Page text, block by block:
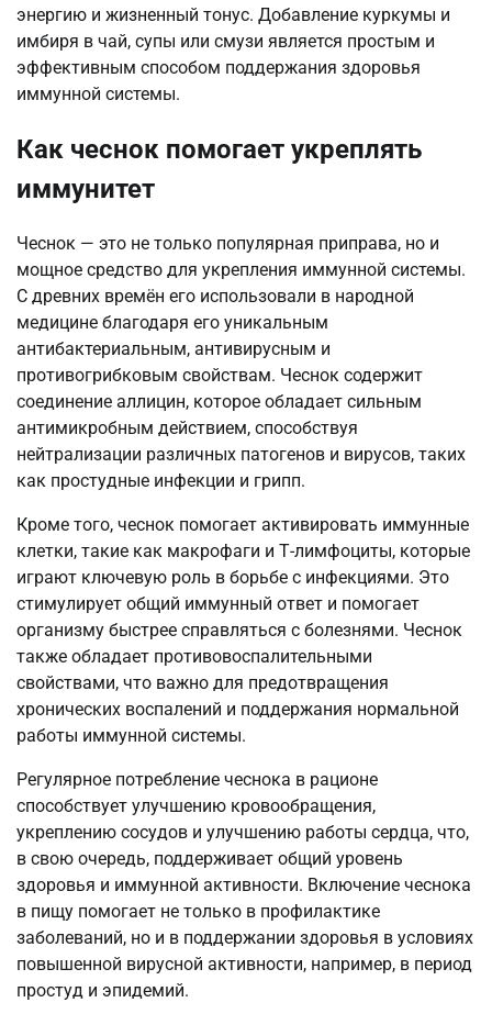
энергию и жизненный тонус. Добавление куркумы и
имбиря в чай, супы или смузи является простым и
эффективным способом поддержания здоровья
иммунной системы.
Как чеснок помогает укреплять
иммунитет
Чеснок — это не только популярная приправа, но и
мощное средство для укрепления иммунной системы.
С древних времён его использовали в народной
медицине благодаря его уникальным
антибактериальным, антивирусным и
противогрибковым свойствам. Чеснок содержит
соединение аллицин, которое обладает сильным
антимикробным действием, способствуя
нейтрализации различных патогенов и вирусов, таких
как простудные инфекции и грипп.
Кроме того, чеснок помогает активировать иммунные
клетки, такие как макрофаги и Т-лимфоциты, которые
играют ключевую роль в борьбе с инфекциями. Это
стимулирует общий иммунный ответ и помогает
организму быстрее справляться с болезнями. Чеснок
также обладает противовоспалительными
свойствами, что важно для предотвращения
хронических воспалений и поддержания нормальной
работы иммунной системы.
Регулярное потребление чеснока в рационе
способствует улучшению кровообращения,
укреплению сосудов и улучшению работы сердца, что,
в свою очередь, поддерживает общий уровень
здоровья и иммунной активности. Включение чеснока
в пищу помогает не только в профилактике
заболеваний, но и в поддержании здоровья в условиях
повышенной вирусной активности, например, в период
простуд и эпидемий.